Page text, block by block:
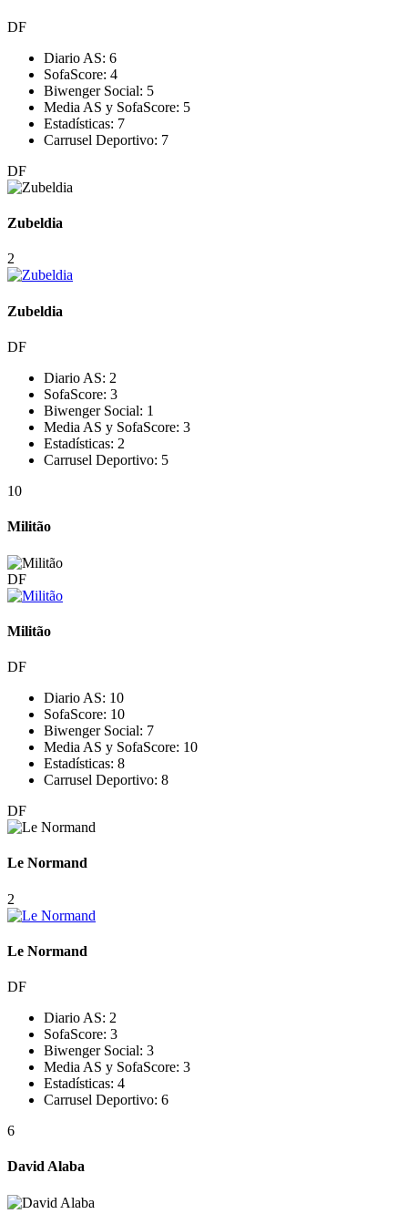
DF
Diario AS: 6
SofaScore: 4
Biwenger Social: 5
Media AS y SofaScore: 5
Estadísticas: 7
Carrusel Deportivo: 7
DF
Zubeldia
2
Zubeldia
DF
Diario AS: 2
SofaScore: 3
Biwenger Social: 1
Media AS y SofaScore: 3
Estadísticas: 2
Carrusel Deportivo: 5
10
Militão
DF
Militão
DF
Diario AS: 10
SofaScore: 10
Biwenger Social: 7
Media AS y SofaScore: 10
Estadísticas: 8
Carrusel Deportivo: 8
DF
Le Normand
2
Le Normand
DF
Diario AS: 2
SofaScore: 3
Biwenger Social: 3
Media AS y SofaScore: 3
Estadísticas: 4
Carrusel Deportivo: 6
6
David Alaba